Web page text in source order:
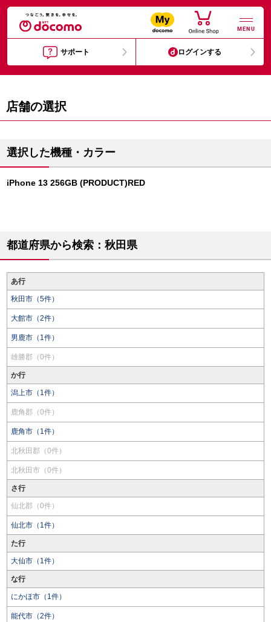
MENU
サポート ログインする
店舗の選択
選択した機種・カラー
iPhone 13 256GB (PRODUCT)RED
都道府県から検索：秋田県
あ行
秋田市（5件）
大館市（2件）
男鹿市（1件）
雄勝郡（0件）
か行
潟上市（1件）
鹿角郡（0件）
鹿角市（1件）
北秋田郡（0件）
北秋田市（0件）
さ行
仙北郡（0件）
仙北市（1件）
た行
大仙市（1件）
な行
にかほ市（1件）
能代市（2件）